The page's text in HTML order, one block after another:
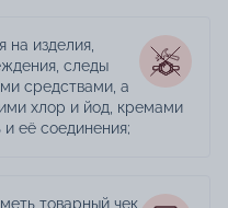
на изделия,
следы
средствами, а
хлор и йод, кремами
её соединения;
товарный чек